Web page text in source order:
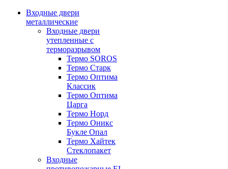
Входные двери
металлические
Входные двери
утепленные с
терморазрывом
Термо SOROS
Термо Старк
Термо Оптима
Классик
Термо Оптима
Царга
Термо Норд
Термо Оникс
Букле Опал
Термо Хайтек
Стеклопакет
Входные